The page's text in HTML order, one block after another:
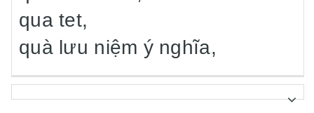
qua tet,
quà lưu niệm ý nghĩa,